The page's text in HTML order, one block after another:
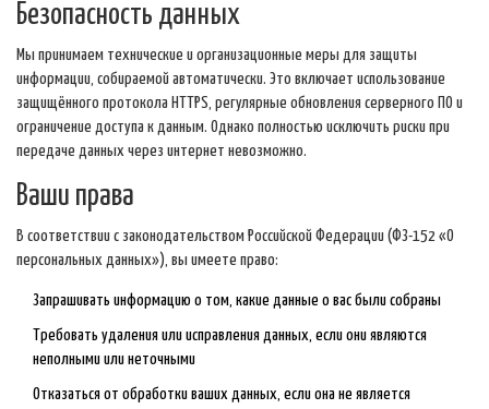
Безопасность данных
Мы принимаем технические и организационные меры для защиты
информации, собираемой автоматически. Это включает использование
защищённого протокола HTTPS, регулярные обновления серверного ПО и
ограничение доступа к данным. Однако полностью исключить риски при
передаче данных через интернет невозможно.
Ваши права
В соответствии с законодательством Российской Федерации (ФЗ-152 «О
персональных данных»), вы имеете право:
Запрашивать информацию о том, какие данные о вас были собраны
Требовать удаления или исправления данных, если они являются
неполными или неточными
Отказаться от обработки ваших данных, если она не является